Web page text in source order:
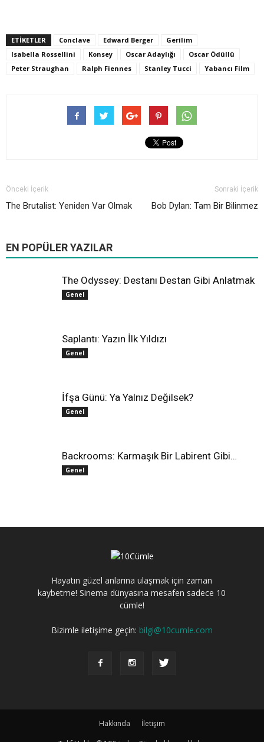
ETİKETLER Conclave Edward Berger
Gerilim
Isabella Rossellini
Konsey Oscar Adaylığı
Oscar Ödüllü
Peter Straughan
Ralph Fiennes Stanley Tucci Yabancı Film
Önceki İçerik
The Brutalist: Yeniden Var Olmak
Sonraki İçerik
Bob Dylan: Tam Bir Bilinmez
EN POPÜLER YAZILAR
Daha fazla
The Odyssey: Destanı Destan Gibi Anlatmak
Genel
Saplantı: Yazın İlk Yıldızı
Genel
İfşa Günü: Ya Yalnız Değilsek?
Genel
Backrooms: Karmaşık Bir Labirent Gibi…
Genel
Hayatın güzel anlarına ulaşmak için zaman
kaybetme! Sinema dünyasına mesafen sadece 10
cümle!
Bizimle iletişime geçin: bilgi@10cumle.com
Hakkında
İletişim